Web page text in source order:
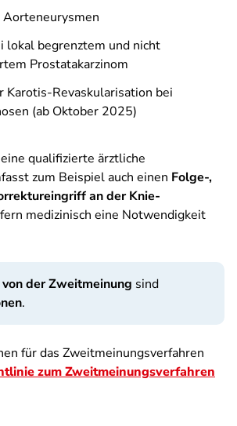
Aorteneurysmen
lokal begrenztem und nicht
Prostatakarzinom
Karotis-Revaskularisation bei
(ab Oktober 2025)
qualifizierte ärztliche
zum Beispiel auch einen Folge-,
an der Knie-
medizinisch eine Notwendigkeit
der Zweitmeinung sind
.
für das Zweitmeinungsverfahren
zum Zweitmeinungsverfahren